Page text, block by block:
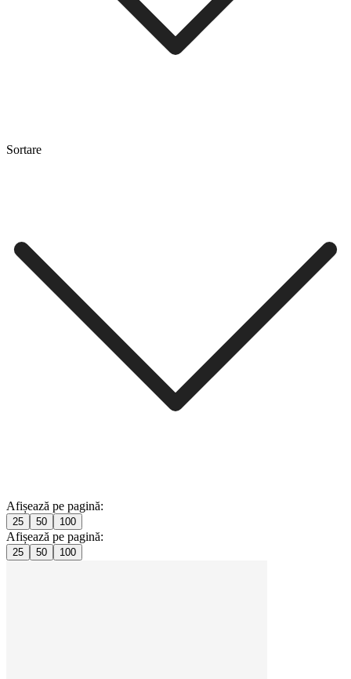
Sortare
Afișează pe pagină:
25 50 100
Afișează pe pagină:
25 50 100